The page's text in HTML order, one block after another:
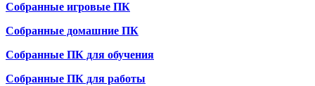
Собранные игровые ПК
Собранные домашние ПК
Собранные ПК для обучения
Собранные ПК для работы